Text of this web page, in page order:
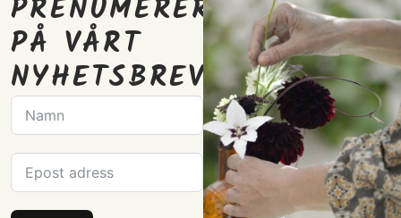
PRENUMERERA
PÅ VÅRT
NYHETSBREV